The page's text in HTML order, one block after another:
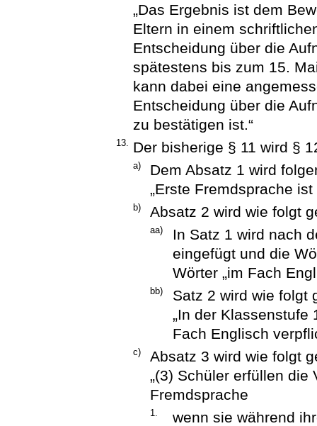
„Das Ergebnis ist dem
Eltern in einem
Entscheidung über die
spätestens bis zum 15.
kann dabei eine
Entscheidung über die
zu bestätigen ist.“
13. Der bisherige § 11 wird §
a)
Dem Absatz 1 wird
„Erste Fremdsprache ist
b) Absatz 2 wird wie folgt
aa)
In Satz 1 wird nach
eingefügt und die
Wörter „im Fach
bb)
Satz 2 wird wie folgt
„In der Klassenstufe
Fach Englisch
c)
Absatz 3 wird wie folgt
„(3) Schüler erfüllen die
Fremdsprache
1.
wenn sie während